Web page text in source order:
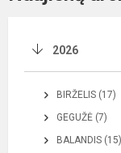
2026
BIRŽELIS (17)
GEGUŽĖ (7)
BALANDIS (15)